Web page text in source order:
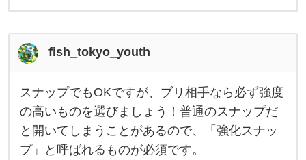
ん
、
fish_tokyo_youth
ス
ナ
ッ
プ
で
も
スナップでもOKですが、ブリ相手なら必ず強度
の高いものを選びましょう！普通のスナップだ
と開いてしまうことがあるので、「強化スナッ
プ」と呼ばれるものが必須です。